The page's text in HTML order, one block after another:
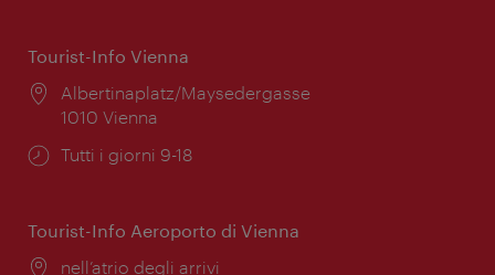
Tourist-Info Vienna
Posizione:
Albertinaplatz/Maysedergasse
1010 Vienna
Orari
Tutti i giorni 9-18
Tourist-Info Aeroporto di Vienna
Posizione:
nell’atrio degli arrivi